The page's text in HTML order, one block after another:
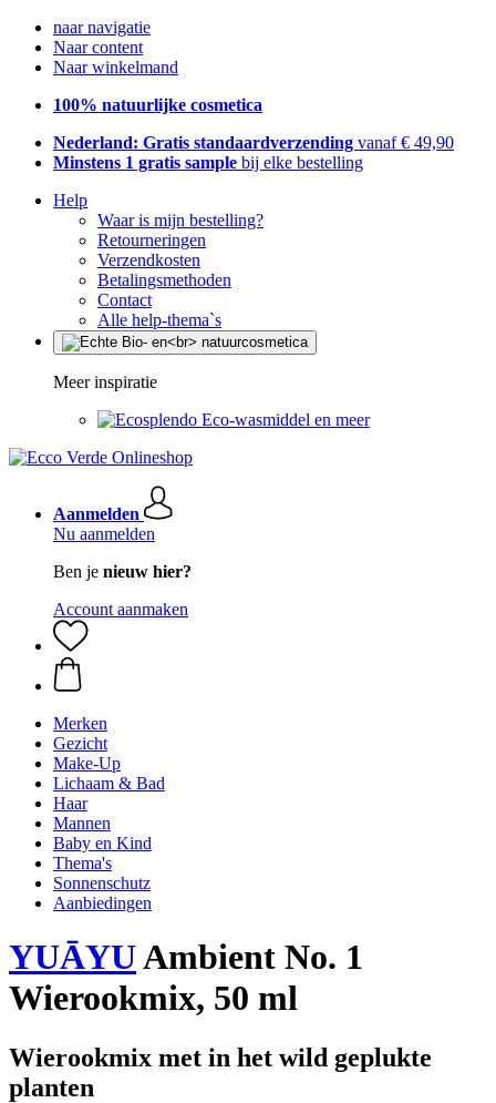
naar navigatie
Naar content
Naar winkelmand
100% natuurlijke cosmetica
Nederland: Gratis standaardverzending vanaf € 49,90
Minstens 1 gratis sample bij elke bestelling
Help
Waar is mijn bestelling?
Retourneringen
Verzendkosten
Betalingsmethoden
Contact
Alle help-thema`s
Meer inspiratie
Eco-wasmiddel en meer
Aanmelden
Nu aanmelden
Ben je nieuw hier?
Account aanmaken
Merken
Gezicht
Make-Up
Lichaam & Bad
Haar
Mannen
Baby en Kind
Thema's
Sonnenschutz
Aanbiedingen
YUĀYUAmbient No. 1
Wierookmix, 50 ml
Wierookmix met in het wild geplukte
planten